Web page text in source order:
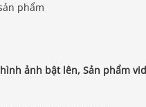
phẩm
ảnh bật lên, Sản phẩm